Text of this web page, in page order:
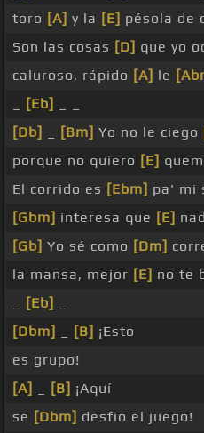
toro [A] y la [E] pésola de
Son las cosas [D] que yo
caluroso, rápido [A] le
[Eb]
[Db]
[Bm] Yo no le ciego
porque no quiero [E]
El corrido es [Ebm] pa' mi
[Gbm] interesa que [E]
[Gb] Yo sé como [Dm]
la mansa, mejor [E] no te
[Eb]
[Dbm]
[B] ¡Esto
es grupo!
[A]
[B] ¡Aquí
se [Dbm] desfio el juego!